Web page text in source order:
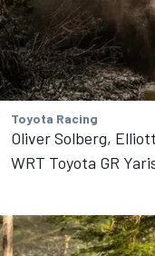
Toyota Racing
Oliver Solberg,
WRT Toyota GR